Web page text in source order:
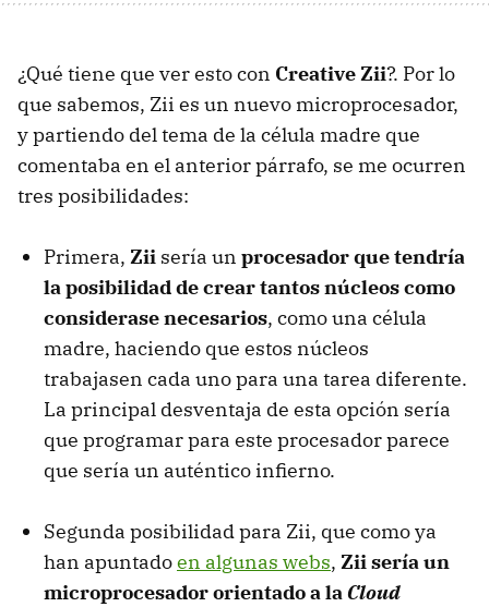
¿Qué tiene que ver esto con Creative Zii?. Por lo
que sabemos, Zii es un nuevo microprocesador,
y partiendo del tema de la célula madre que
comentaba en el anterior párrafo, se me ocurren
tres posibilidades:
Primera, Zii sería un procesador que tendría
la posibilidad de crear tantos núcleos como
considerase necesarios, como una célula
madre, haciendo que estos núcleos
trabajasen cada uno para una tarea diferente.
La principal desventaja de esta opción sería
que programar para este procesador parece
que sería un auténtico infierno.
Segunda posibilidad para Zii, que como ya
han apuntadoen algunas webs, Zii sería un
microprocesador orientado a laCloud